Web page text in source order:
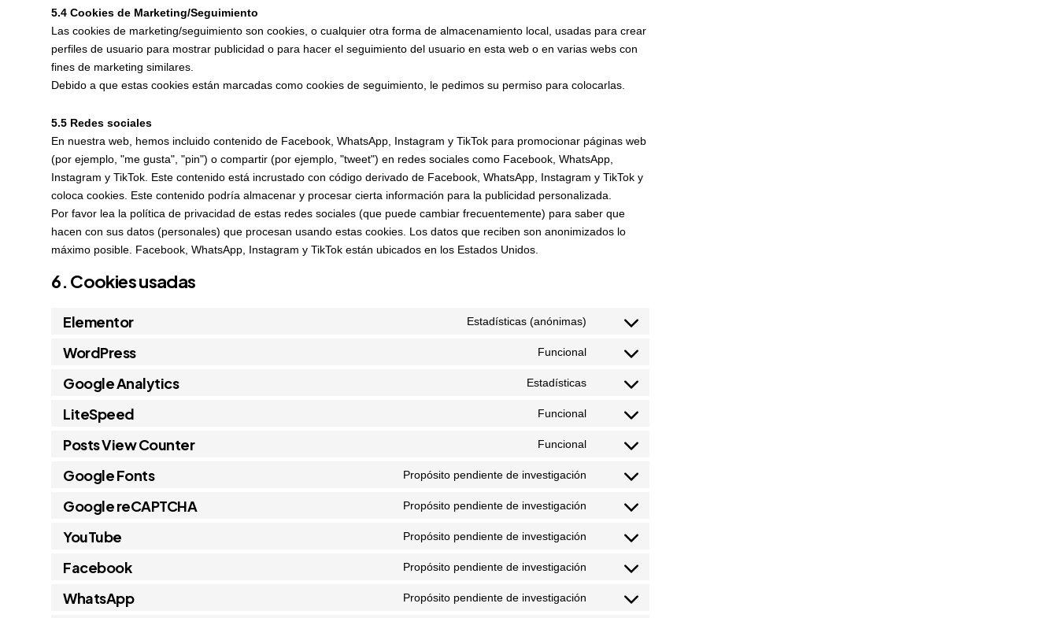
5.4 Cookies de Marketing/Seguimiento
Las cookies de marketing/seguimiento son cookies, o cualquier otra forma de almacenamiento local, usadas para crear
perfiles de usuario para mostrar publicidad o para hacer el seguimiento del usuario en esta web o en varias webs con
fines de marketing similares.
Debido a que estas cookies están marcadas como cookies de seguimiento, le pedimos su permiso para colocarlas.
5.5 Redes sociales
En nuestra web, hemos incluido contenido de Facebook, WhatsApp, Instagram y TikTok para promocionar páginas web
(por ejemplo, "me gusta", "pin") o compartir (por ejemplo, "tweet") en redes sociales como Facebook, WhatsApp,
Instagram y TikTok. Este contenido está incrustado con código derivado de Facebook, WhatsApp, Instagram y TikTok y
coloca cookies. Este contenido podría almacenar y procesar cierta información para la publicidad personalizada.
Por favor lea la política de privacidad de estas redes sociales (que puede cambiar frecuentemente) para saber que
hacen con sus datos (personales) que procesan usando estas cookies. Los datos que reciben son anonimizados lo
máximo posible. Facebook, WhatsApp, Instagram y TikTok están ubicados en los Estados Unidos.
6. Cookies usadas
Elementor Estadísticas (anónimas)
WordPress Funcional
Google Analytics Estadísticas
LiteSpeed Funcional
Posts View Counter Funcional
Google Fonts Propósito pendiente de investigación
Google reCAPTCHA Propósito pendiente de investigación
YouTube Propósito pendiente de investigación
Facebook Propósito pendiente de investigación
WhatsApp Propósito pendiente de investigación